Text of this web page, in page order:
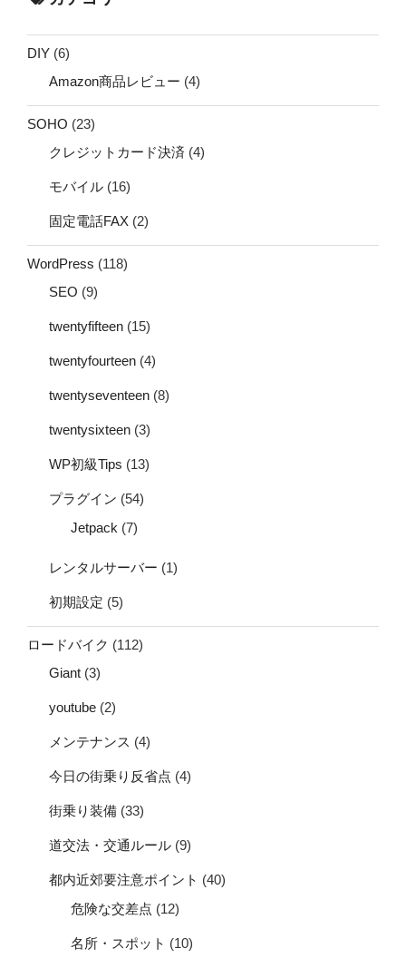
DIY (6)
Amazon商品レビュー (4)
SOHO (23)
クレジットカード決済 (4)
モバイル (16)
固定電話FAX (2)
WordPress (118)
SEO (9)
twentyfifteen (15)
twentyfourteen (4)
twentyseventeen (8)
twentysixteen (3)
WP初級Tips (13)
プラグイン (54)
Jetpack (7)
レンタルサーバー (1)
初期設定 (5)
ロードバイク (112)
Giant (3)
youtube (2)
メンテナンス (4)
今日の街乗り反省点 (4)
街乗り装備 (33)
道交法・交通ルール (9)
都内近郊要注意ポイント (40)
危険な交差点 (12)
名所・スポット (10)